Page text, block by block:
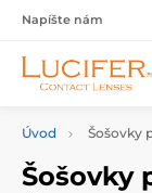
Napíšte nám
Úvod Šošovky
Šošovky